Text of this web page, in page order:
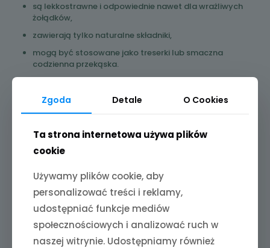
są lekkostrawne i odpowiednie nawet dla wrażliwych
żołądków,
zawierają tylko naturalne składniki,
mogą być stosowane jako treserki lub smaczna
codzienna przekąska.
Żwacz mielony – naturalne źródło enzymów i białka. Wspiera
trawienie i florę jelitową, co ma kluczowe znaczenie dla
zdrowia ogólnego.
Kurkuma – działa przeciwzapalnie, wspomaga odporność
w diecie psa – sprawdź zalety
Ostropest – znany z właściwości oczyszczających i
wspierających regenerację komórek wątrobowych.
Rozmaryn – wspomaga krążenie, trawienie i działa
antyoksydacyjnie.
Zgoda Detale O Cookies
Ta strona internetowa używa plików
cookie
Używamy plików cookie, aby
personalizować treści i reklamy,
udostępniać funkcje mediów
społecznościowych i analizować ruch w
naszej witrynie. Udostępniamy również